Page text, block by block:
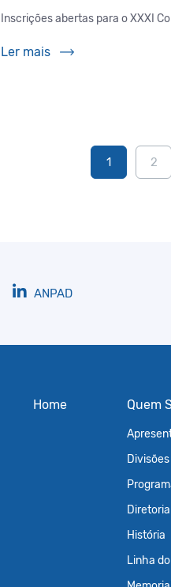
Inscrições abertas para o XXXI
Ler mais
1 2
ANPAD
Home Quem
Diretoria
História
Linha